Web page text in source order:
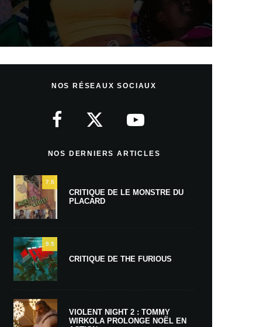
NOS RÉSEAUX SOCIAUX
NOS DERNIERS ARTICLES
7.5
CRITIQUE DE LE MONSTRE DU
PLACARD
9.5
CRITIQUE DE THE FURIOUS
VIOLENT NIGHT 2 : TOMMY
WIRKOLA PROLONGE NOËL EN